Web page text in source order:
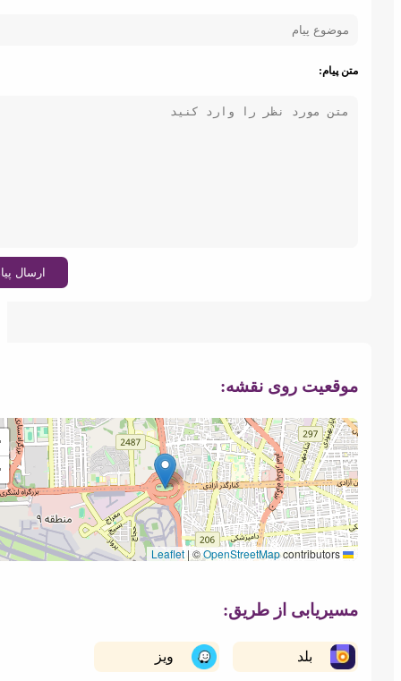
ارسال پیام
موقعیت روی نقشه:
+
|©OpenStreetMapcontributors
مسیریابی از طریق:
بلد ویز